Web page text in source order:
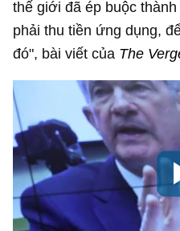
thế giới đã ép buộc
phải thu tiền ứng dụng,
đó", bài viết của The